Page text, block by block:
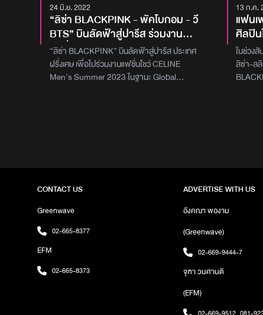
24 มิ.ย. 2022
“ลิซ่า BLACKPINK - พัคโบกอม - วี
BTS” บินลัดฟ้าสู่ปารีส ร่วมงาน
แฟชั่นโชว์ CELINE
“ลิซ่า BLACKPINK” บินลัดฟ้าสู่ปารีส ประเทศ
ฝรั่งเศษ เพื่อไปร่วมงานแฟชั่นโชว์ CELINE
Men’s Summer 2023 ในฐานะ Global
กันเป็นอย่างมาก คือ แฟชั่นการแต่งตัวในการ
แอบปนความน่ารักด้วยเสื้อฮู้ดเอวลอยสีเทากับ
กางเกงหนังขายาวสีดำ ส่วน “วี BTS” มาด้วย
ขากระดิ่ง ทางด้าน“พัคโบกอม” มาด้วยแจ็คเก็ต
หนังสีน้ำตาลกับเสื้อยืดสีขาว และกางเกงยีนส์สี
อ่อน งานนี้เหล่าแฟนคลับเกาหลีก็ได้ไปร่วมส่งทั้ง
3 คนกันถึงสนามบิน “Seoul Gimpo
ติดแฮชแท็ก #LisaAimeParis จนพุ่งติดเทรนด์
13 ก.ค.
แฟน
ศิลปิ
ของ
สิงห
ในช่วง
ลิซ่า-ล
สิงหา
สื่อมีก
การเจ
จีซู และ
ไม่เพี
พยาย
ขอคิว
รายก
ยากที่
แน่น
ข่าวลื
CONTACT US
Greenwave
02-665-8377
EFM
02-665-8373
ADVERTISE WITH US
อังคณา พองาม
(Greenwave)
02-669-9444-7
จุฑา วนศานติ
(EFM)